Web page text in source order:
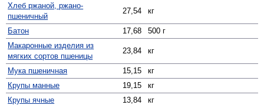
Хлеб ржаной, ржано-
пшеничный
27,54 кг
Батон 17,68
500 г
Макаронные изделия из
мягких сортов пшеницы
23,84 кг
Мука пшеничная 15,15
кг
Крупы манные
19,15
кг
Крупы ячные
13,84
кг